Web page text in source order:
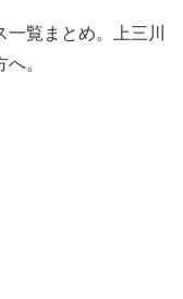
覧まとめ。上三川
。